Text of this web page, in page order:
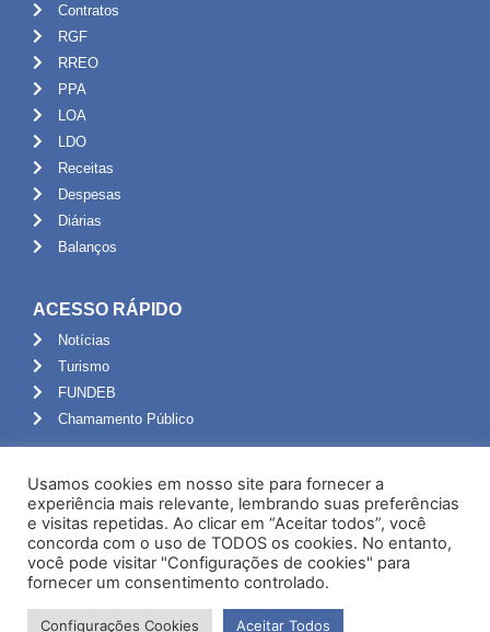
Contratos
RGF
RREO
PPA
LOA
LDO
Receitas
Despesas
Diárias
Balanços
ACESSO RÁPIDO
Notícias
Turismo
FUNDEB
Chamamento Público
Portal do Servidor
Webmail
Administração
Usamos cookies em nosso site para fornecer a
experiência mais relevante, lembrando suas preferências
e visitas repetidas. Ao clicar em “Aceitar todos”, você
concorda com o uso de TODOS os cookies. No entanto,
você pode visitar "Configurações de cookies" para
fornecer um consentimento controlado.
Configurações Cookies Aceitar Todos